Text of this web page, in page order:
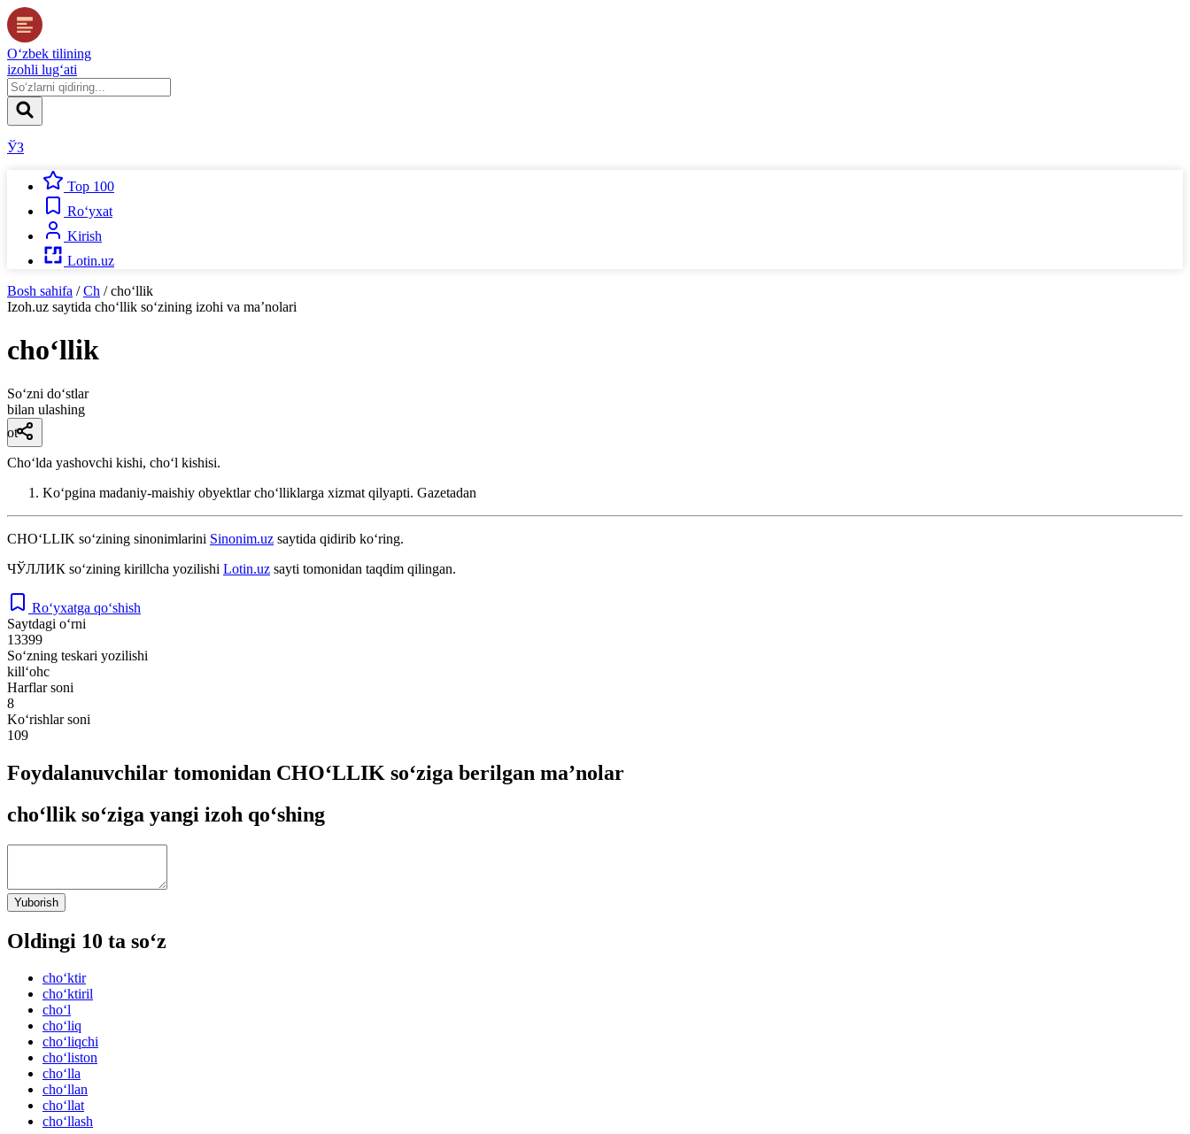
O‘zbek tilining
izohli lug‘ati
ЎЗ
Top 100
Ro‘yxat
Kirish
Lotin.uz
Bosh sahifa / Ch / cho‘llik
Izoh.uz saytida cho‘llik so‘zining izohi va ma’nolari
cho‘llik
So‘zni do‘stlar
bilan ulashing
ot
Choʻlda yashovchi kishi, choʻl kishisi.
Koʻpgina madaniy-maishiy obyektlar choʻlliklarga xizmat qilyapti. Gazetadan
CHO‘LLIK so‘zining sinonimlarini Sinonim.uz saytida qidirib ko‘ring.
ЧЎЛЛИК so‘zining kirillcha yozilishi Lotin.uz sayti tomonidan taqdim qilingan.
Ro‘yxatga qo‘shish
Saytdagi o‘rni
13399
So‘zning teskari yozilishi
kill‘ohc
Harflar soni
8
Ko‘rishlar soni
109
Foydalanuvchilar tomonidan CHO‘LLIK so‘ziga berilgan ma’nolar
cho‘llik so‘ziga yangi izoh qo‘shing
Yuborish
Oldingi 10 ta so‘z
cho‘ktir
cho‘ktiril
cho‘l
cho‘liq
cho‘liqchi
cho‘liston
cho‘lla
cho‘llan
cho‘llat
cho‘llash